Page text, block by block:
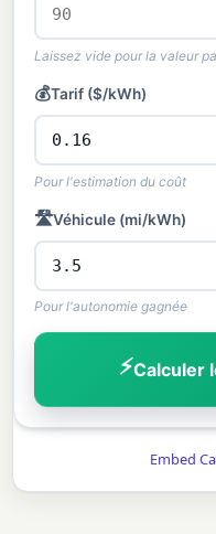
Laissez vide pour la valeur
💰Tarif ($/kWh)
Pour l'estimation du coût
🛣️Véhicule (mi/kWh)
Pour l'autonomie gagnée
⚡Calculer
Embed